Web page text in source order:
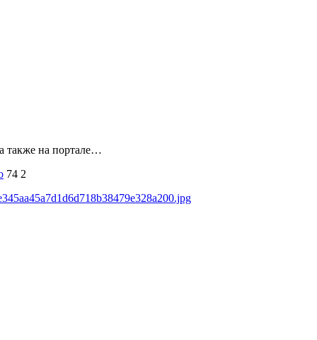
также на портале…
74 2